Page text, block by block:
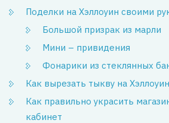
Поделки на Хэллоуин своими
Большой призрак из марли
Мини – привидения
Фонарики из стеклянных
Как вырезать тыкву на Хэллоуин
Как правильно украсить
кабинет